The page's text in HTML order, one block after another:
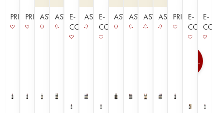
PRIMEURS
PRIMEURS
ASTAASTAE-
COMMERCE
ASTAE-
COMMERCE
ASTAASTAASTAASTAPRIMEURS
E-
E-